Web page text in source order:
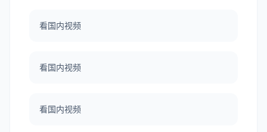
看国内视频
看国内视频
看国内视频